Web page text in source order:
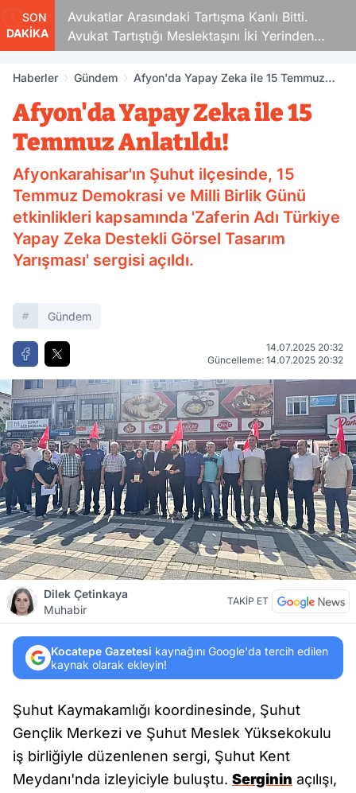
SON
DAKİKA
Arasındaki Tartışma Kanlı Bitti.
Tartıştığı Meslektaşını İki Yerinden
Sigara
Haberler Gündem
Afyon'da Yapay Zeka ile 15 Temmuz
Afyon'da Yapay Zeka ile 15
Temmuz Anlatıldı!
Afyonkarahisar'ın Şuhut ilçesinde, 15
Temmuz Demokrasi ve Milli Birlik Günü
etkinlikleri kapsamında 'Zaferin Adı Türkiye
Yapay Zeka Destekli Görsel Tasarım
Yarışması' sergisi açıldı.
Gündem
14.07.2025 20:32
Güncelleme: 14.07.2025 20:32
Dilek Çetinkaya
Muhabir
TAKİP ET
Kocatepe Gazetesi kaynağını Google'da tercih edilen
kaynak olarak ekleyin!
Şuhut Kaymakamlığı koordinesinde, Şuhut
Gençlik Merkezi ve Şuhut Meslek Yüksekokulu
iş birliğiyle düzenlenen sergi, Şuhut Kent
Meydanı'nda izleyiciyle buluştu. Serginin açılışı,